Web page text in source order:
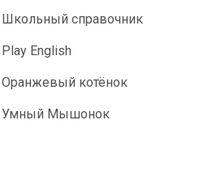
Школьный справочник
Play English
Оранжевый котёнок
Умный Мышонок